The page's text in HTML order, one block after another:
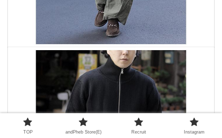
TOP andPheb Store(E) Recruit Instagram